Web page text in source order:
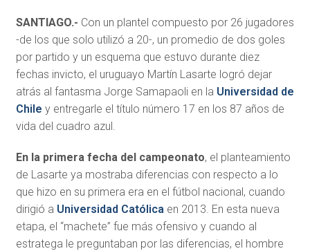
SANTIAGO.- Con un plantel compuesto por 26 jugadores
-de los que solo utilizó a 20-, un promedio de dos goles
por partido y un esquema que estuvo durante diez
fechas invicto, el uruguayo Martín Lasarte logró dejar
atrás al fantasma Jorge Samapaoli en la Universidad de
Chile y entregarle el título número 17 en los 87 años de
vida del cuadro azul.
En la primera fecha del campeonato, el planteamiento
de Lasarte ya mostraba diferencias con respecto a lo
que hizo en su primera era en el fútbol nacional, cuando
dirigió a Universidad Católica en 2013. En esta nueva
etapa, el “machete” fue más ofensivo y cuando al
estratega le preguntaban por las diferencias, el hombre